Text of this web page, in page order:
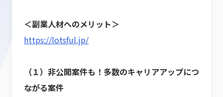
＜副業人材へのメリット＞
https://lotsful.jp/
（１）非公開案件も！多数のキャリアアップにつ
ながる案件